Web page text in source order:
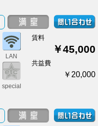
LAN
special
賃料
￥45,000
共益費
￥20,000